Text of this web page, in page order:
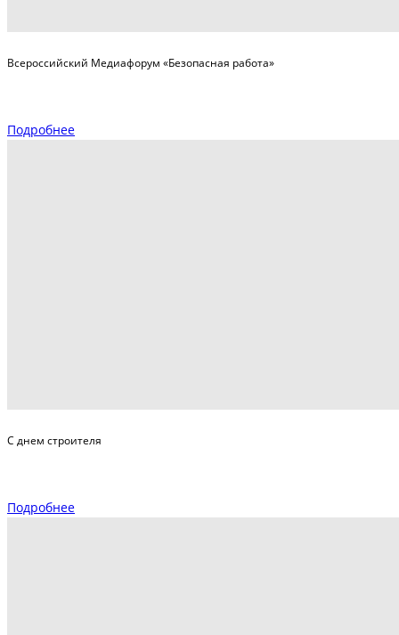
Всероссийский Медиафорум «Безопасная работа»
Подробнее
С днем строителя
Подробнее